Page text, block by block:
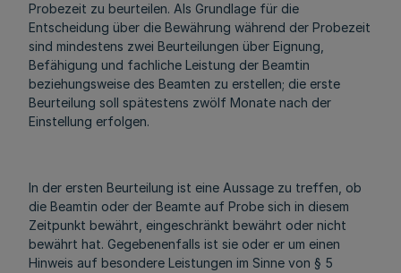
Probezeit zu beurteilen. Als Grundlage für die
Entscheidung über die Bewährung während der Probezeit
sind mindestens zwei Beurteilungen über Eignung,
Befähigung und fachliche Leistung der Beamtin
beziehungsweise des Beamten zu erstellen; die erste
Beurteilung soll spätestens zwölf Monate nach der
Einstellung erfolgen.
In der ersten Beurteilung ist eine Aussage zu treffen, ob
die Beamtin oder der Beamte auf Probe sich in diesem
Zeitpunkt bewährt, eingeschränkt bewährt oder nicht
bewährt hat. Gegebenenfalls ist sie oder er um einen
Hinweis auf besondere Leistungen im Sinne von § 5